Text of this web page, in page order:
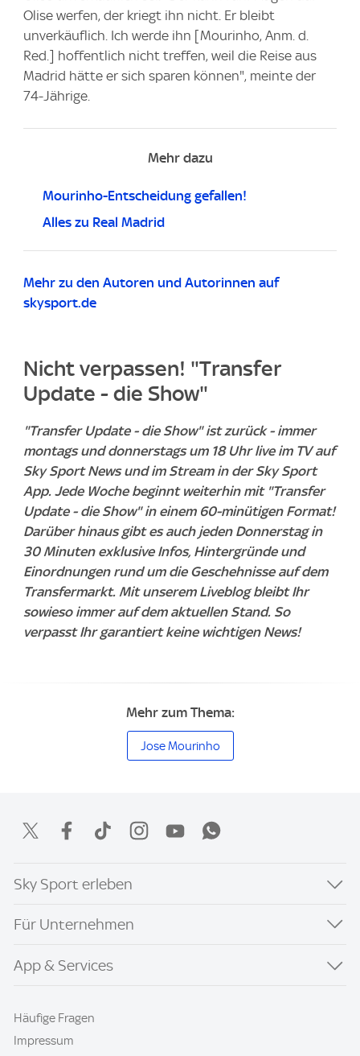
Olise werfen, der kriegt ihn nicht. Er bleibt
unverkäuflich. Ich werde ihn [Mourinho, Anm. d.
Red.] hoffentlich nicht treffen, weil die Reise aus
Madrid hätte er sich sparen können", meinte der
74-Jährige.
Mehr dazu
Mourinho-Entscheidung gefallen!
Alles zu Real Madrid
Mehr zu den Autoren und Autorinnen auf
skysport.de
Nicht verpassen! "Transfer
Update - die Show"
"Transfer Update - die Show" ist zurück - immer
montags und donnerstags um 18 Uhr live im TV auf
Sky Sport News und im Stream in der Sky Sport
App. Jede Woche beginnt weiterhin mit "Transfer
Update - die Show" in einem 60-minütigen Format!
Darüber hinaus gibt es auch jeden Donnerstag in
30 Minuten exklusive Infos, Hintergründe und
Einordnungen rund um die Geschehnisse auf dem
Transfermarkt. Mit unserem Liveblog bleibt Ihr
sowieso immer auf dem aktuellen Stand. So
verpasst Ihr garantiert keine wichtigen News!
Mehr zum Thema:
Jose Mourinho
Sky Sport erleben
Für Unternehmen
App & Services
Häufige Fragen
Impressum